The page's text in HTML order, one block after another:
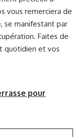
vous remerciera de
manifestant par
Faites de
quotidien et vos
pour